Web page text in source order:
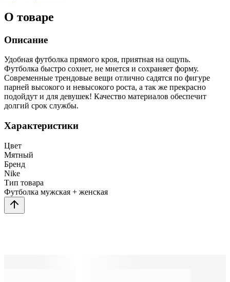
О товаре
Описание
Удобная футболка прямого кроя, приятная на ощупь.
Футболка быстро сохнет, не мнется и сохраняет форму.
Современные трендовые вещи отлично садятся по фигуре
парней высокого и невысокого роста, а так же прекрасно
подойдут и для девушек! Качество материалов обеспечит
долгий срок службы.
Характеристики
Цвет
Мятный
Бренд
Nike
Тип товара
Футболка мужская + женская